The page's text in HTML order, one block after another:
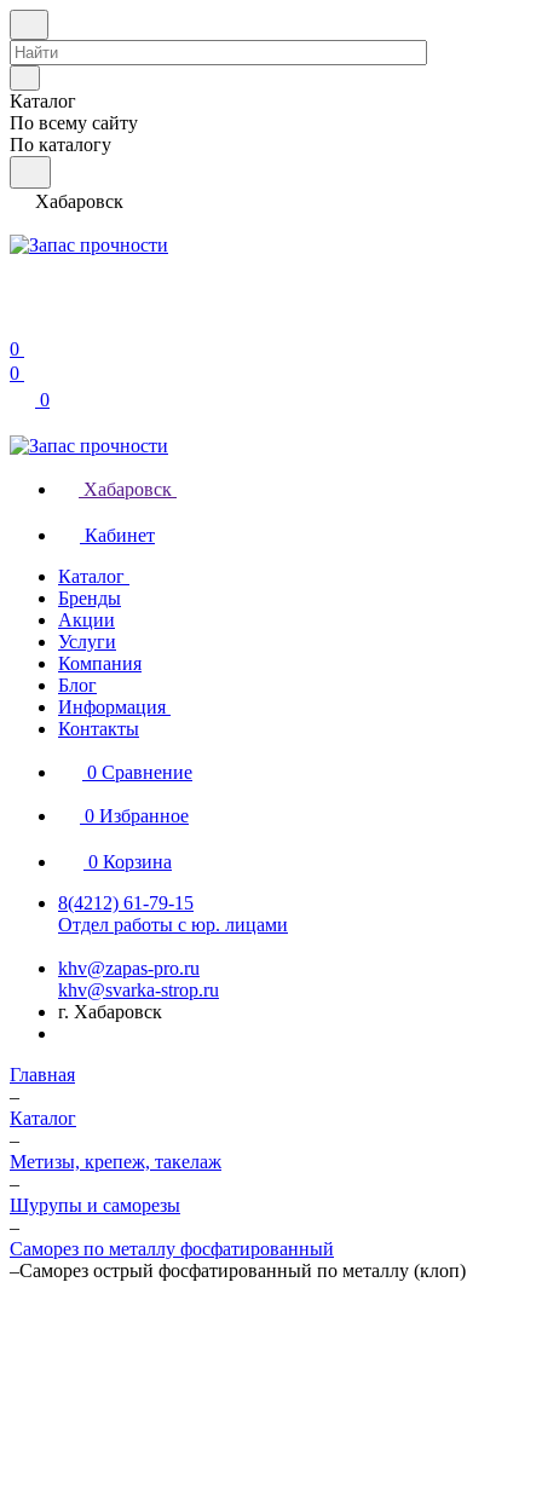
Каталог
По всему сайту
По каталогу
Хабаровск
0
0
0
Хабаровск
Кабинет
Каталог
Бренды
Акции
Услуги
Компания
Блог
Информация
Контакты
0 Сравнение
0 Избранное
0 Корзина
8(4212) 61-79-15
Отдел работы с юр. лицами
khv@zapas-pro.ru
khv@svarka-strop.ru
г. Хабаровск
Главная
–
Каталог
–
Метизы, крепеж, такелаж
–
Шурупы и саморезы
–
Саморез по металлу фосфатированный
–Саморез острый фосфатированный по металлу (клоп)